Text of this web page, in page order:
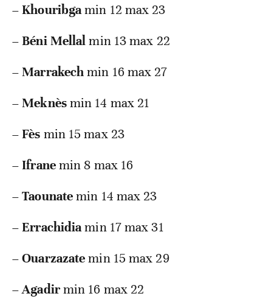
–Khouribgamin 12 max 23
–Béni Mellalmin 13 max 22
–Marrakechmin 16 max 27
–Meknèsmin 14 max 21
–Fès min 15 max 23
–Ifranemin 8 max 16
–Taounatemin 14 max 23
–Errachidiamin 17 max 31
–Ouarzazatemin 15 max 29
–Agadirmin 16 max 22